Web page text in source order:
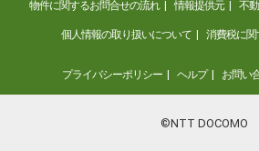
物件に関するお問合せの流れ 情報提供元 不
個人情報の取り扱いについて 消費税に
プライバシーポリシー ヘルプ お問い
©NTT DOCOMO